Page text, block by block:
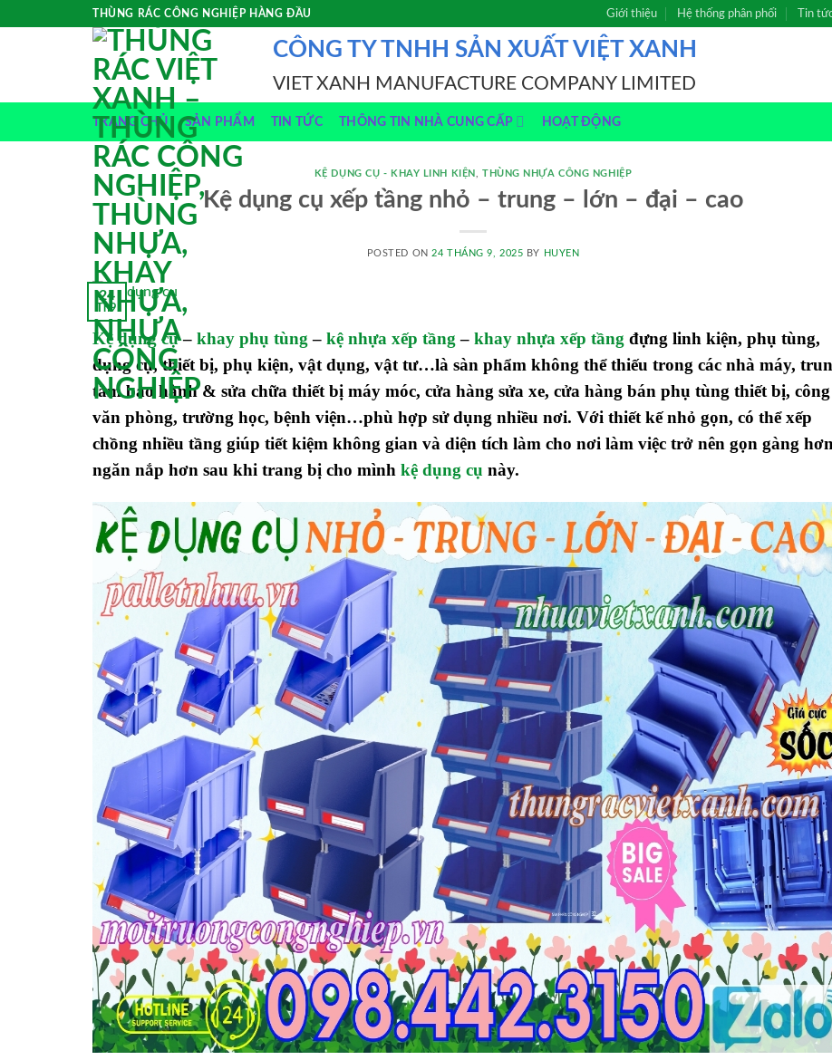
THÙNG RÁC CÔNG NGHIỆP HÀNG ĐẦU Giới thiệu Hệ thống phân phối Tin
CÔNG TY TNHH SẢN XUẤT VIỆT XANH
VIET XANH MANUFACTURE COMPANY LIMITED
TRANG CHỦ SẢN PHẨM TIN TỨC THÔNG TIN NHÀ CUNG CẤP HOẠT ĐỘNG
KỆ DỤNG CỤ - KHAY LINH KIỆN THÙNG NHỰA CÔNG NGHIỆP
Kệ dụng cụ xếp tầng nhỏ – trung – lớn – đại – cao
POSTED ON24 THÁNG 9, 2025 BY HUYEN
24
Th9
Kệ dụng cụ– khay phụ tùng – kệ nhựa xếp tầng – khay nhựa xếp tầng đựng linh kiện, phụ tùng,
dụng cụ, thiết bị, phụ kiện, vật dụng, vật tư…là sàn phẩm không thể thiếu trong các nhà máy,
tâm bảo hành & sửa chữa thiết bị máy móc, cửa hàng sửa xe, cửa hàng bán phụ tùng thiết bị,
văn phòng, trường học, bệnh viện…phù hợp sử dụng nhiều nơi. Với thiết kế nhỏ gọn, có thể xếp
chồng nhiều tầng giúp tiết kiệm không gian và diện tích làm cho nơi làm việc trở nên gọn gàng
ngăn nắp hơn sau khi trang bị cho mình kệ dụng cụ này.